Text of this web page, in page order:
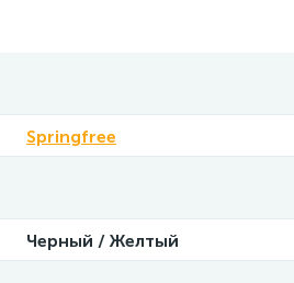
Springfree
Черный / Желтый